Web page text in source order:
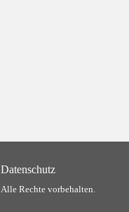
Alle Rechte vorbehalten.
Datenschutz